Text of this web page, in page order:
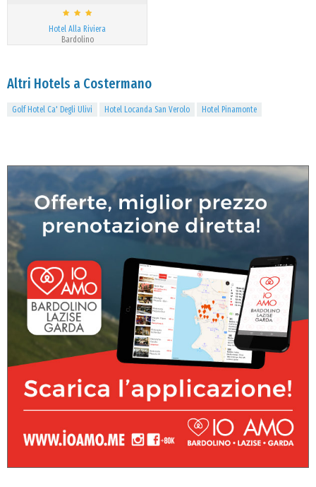
Hotel Alla Riviera
Bardolino
Altri Hotels a Costermano
Golf Hotel Ca' Degli Ulivi Hotel Locanda San Verolo Hotel Pinamonte